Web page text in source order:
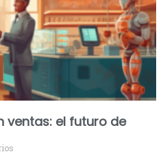
ventas: el futuro de